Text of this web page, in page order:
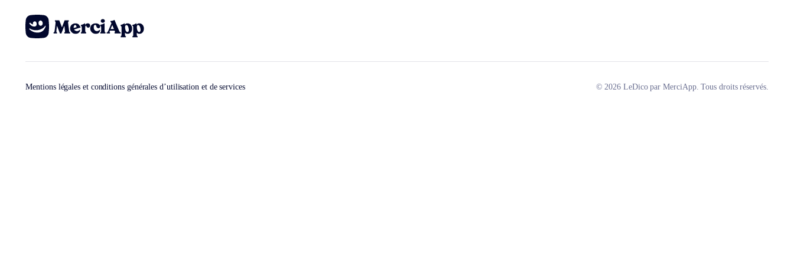
Mentions légales et conditions générales d’utilisation et de services © 2026 LeDico par MerciApp. Tous droits réservés.